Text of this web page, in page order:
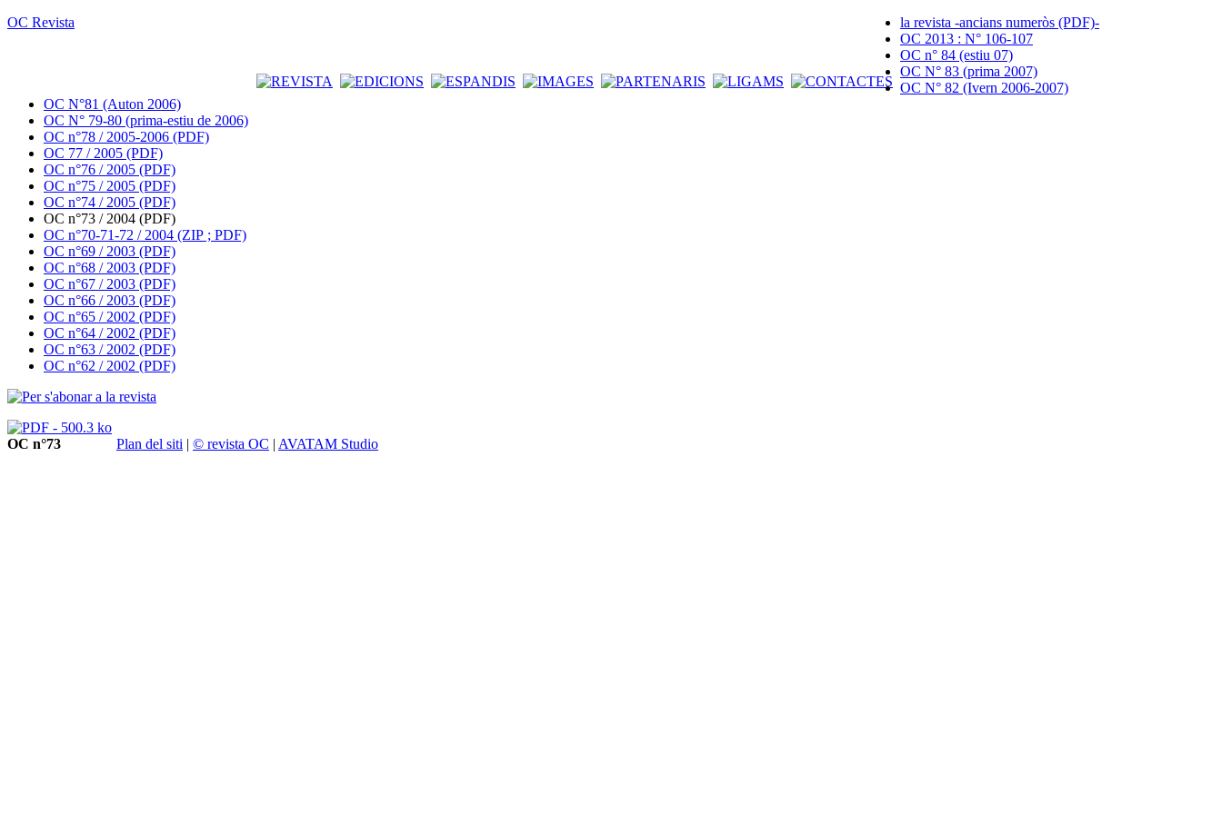
OC Revista
la revista -ancians numeròs (PDF)-
OC 2013 : N° 106-107
OC n° 84 (estiu 07)
OC N° 83 (prima 2007)
OC N° 82 (Ivern 2006-2007)
OC N°81 (Auton 2006)
OC N° 79-80 (prima-estiu de 2006)
OC n°78 / 2005-2006 (PDF)
OC 77 / 2005 (PDF)
OC n°76 / 2005 (PDF)
OC n°75 / 2005 (PDF)
OC n°74 / 2005 (PDF)
OC n°73 / 2004 (PDF)
OC n°70-71-72 / 2004 (ZIP ; PDF)
OC n°69 / 2003 (PDF)
OC n°68 / 2003 (PDF)
OC n°67 / 2003 (PDF)
OC n°66 / 2003 (PDF)
OC n°65 / 2002 (PDF)
OC n°64 / 2002 (PDF)
OC n°63 / 2002 (PDF)
OC n°62 / 2002 (PDF)
OC n°73 Plan del siti | © revista OC | AVATAM Studio